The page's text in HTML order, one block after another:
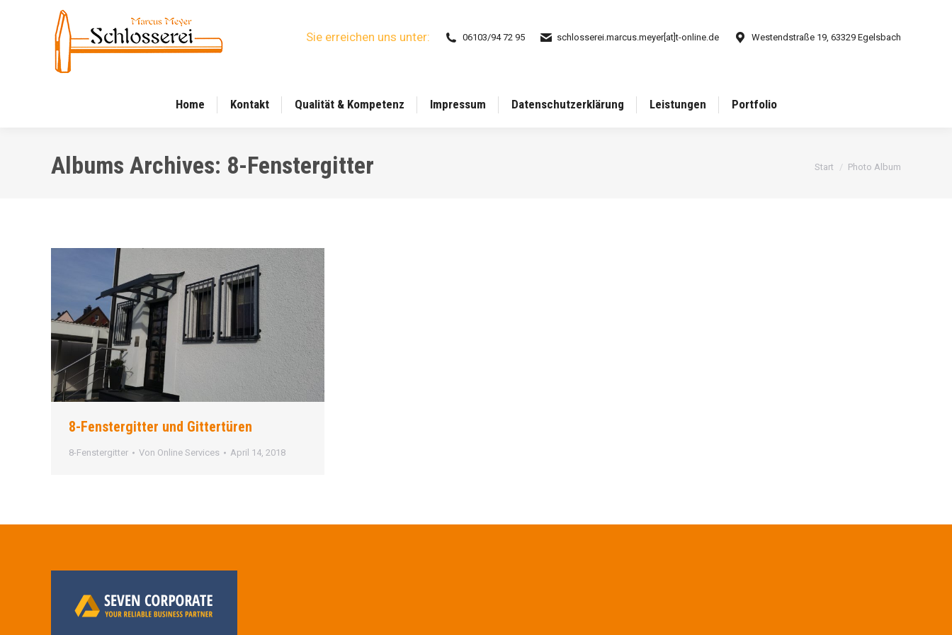
Sie erreichen uns unter: 06103/94 72 95 schlosserei.marcus.meyer[at]t-online.de Westendstraße 19, 63329 Egelsbach
Home Kontakt Qualität & Kompetenz Impressum Datenschutzerklärung Leistungen Portfolio
Albums Archives: 8-Fenstergitter Sie befinden sich hier:
Start Photo Album
8-Fenstergitter und Gittertüren
8-Fenstergitter Von Online Services April 14, 2018